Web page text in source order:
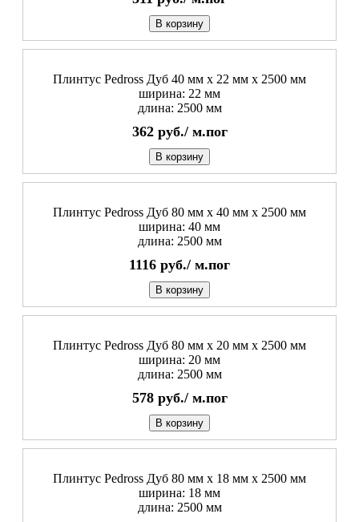
В корзину
Плинтус Pedross Дуб 40 мм х 22 мм х 2500 мм
ширина: 22 мм
длина: 2500 мм
362 руб./ м.пог
В корзину
Плинтус Pedross Дуб 80 мм х 40 мм х 2500 мм
ширина: 40 мм
длина: 2500 мм
1116 руб./ м.пог
В корзину
Плинтус Pedross Дуб 80 мм х 20 мм х 2500 мм
ширина: 20 мм
длина: 2500 мм
578 руб./ м.пог
В корзину
Плинтус Pedross Дуб 80 мм х 18 мм х 2500 мм
ширина: 18 мм
длина: 2500 мм